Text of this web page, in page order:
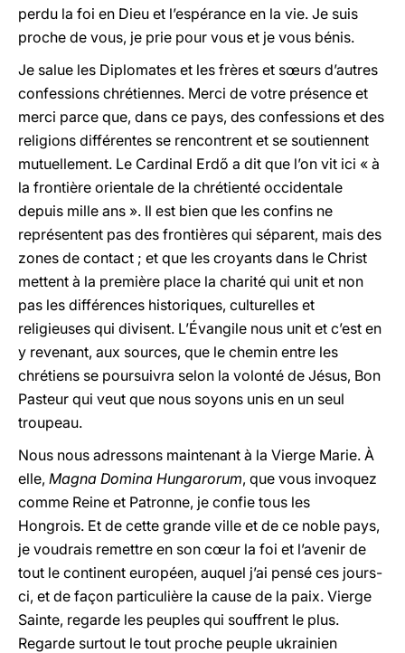
perdu la foi en Dieu et l’espérance en la vie. Je suis
proche de vous, je prie pour vous et je vous bénis.
Je salue les Diplomates et les frères et sœurs d’autres
confessions chrétiennes. Merci de votre présence et
merci parce que, dans ce pays, des confessions et des
religions différentes se rencontrent et se soutiennent
mutuellement. Le Cardinal Erdő a dit que l’on vit ici « à
la frontière orientale de la chrétienté occidentale
depuis mille ans ». Il est bien que les confins ne
représentent pas des frontières qui séparent, mais des
zones de contact ; et que les croyants dans le Christ
mettent à la première place la charité qui unit et non
pas les différences historiques, culturelles et
religieuses qui divisent. L’Évangile nous unit et c’est en
y revenant, aux sources, que le chemin entre les
chrétiens se poursuivra selon la volonté de Jésus, Bon
Pasteur qui veut que nous soyons unis en un seul
troupeau.
Nous nous adressons maintenant à la Vierge Marie. À
elle, Magna Domina Hungarorum, que vous invoquez
comme Reine et Patronne, je confie tous les
Hongrois. Et de cette grande ville et de ce noble pays,
je voudrais remettre en son cœur la foi et l’avenir de
tout le continent européen, auquel j’ai pensé ces jours-
ci, et de façon particulière la cause de la paix. Vierge
Sainte, regarde les peuples qui souffrent le plus.
Regarde surtout le tout proche peuple ukrainien